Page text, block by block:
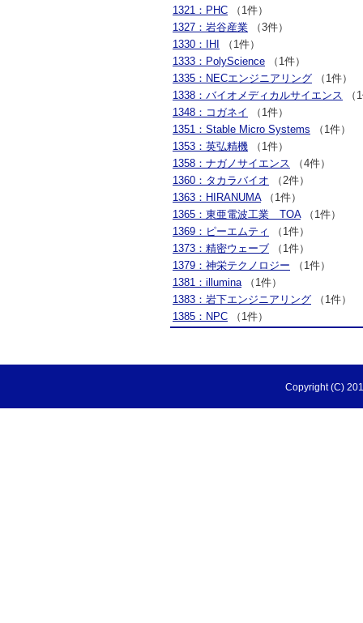
1321：PHC （1件）
1327：岩谷産業 （3件）
1330：IHI
（1件）
1333：PolyScience （1件）
1335：NECエンジニアリング （1件）
1338：バイオメディカルサイエンス （
1348：コガネイ
（1件）
1351：Stable Micro Systems （1件）
1353：英弘精機 （1件）
1358：ナガノサイエンス （4件）
1360：タカラバイオ （2件）
1363：HIRANUMA（1件）
1365：東亜電波工業 TOA（1件）
1369：ピーエムティ
（1件）
1373：精密ウェーブ （1件）
1379：神栄テクノロジー （1件）
1381：illumina（1件）
1383：岩下エンジニアリング （1件）
1385：NPC （1件）
Copyright (C)